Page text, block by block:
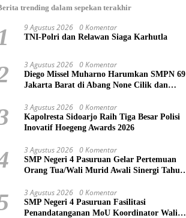
trending dalam sepekan terakhir
9 Agustus 2026 0 Komentar
TNI-Polri dan Relawan Siaga Karhutla
3 Agustus 2026 0 Komentar
Diego Missel Muharno Harumkan SMPN 69
Jakarta Barat di Abang None Cilik dan
3 Agustus 2026 0 Komentar
Kapolresta Sidoarjo Raih Tiga Besar Polisi
Inovatif Hoegeng Awards 2026
3 Agustus 2026 0 Komentar
SMP Negeri 4 Pasuruan Gelar Pertemuan
Orang Tua/Wali Murid Awali Sinergi Tahun
3 Agustus 2026 0 Komentar
SMP Negeri 4 Pasuruan Fasilitasi
Penandatanganan MoU Koordinator Wali